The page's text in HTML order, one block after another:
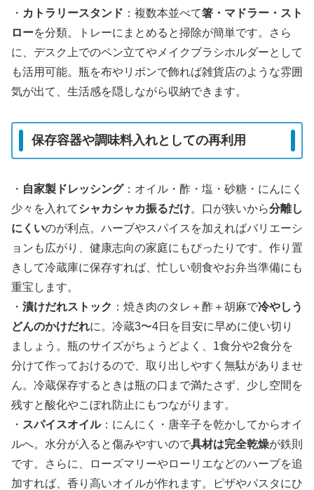
・ カトラリースタンド ：複数本並べて箸・マドラー・スト
ローを分類。トレーにまとめると掃除が簡単です。さら
に、デスク上でのペン立てやメイクブラシホルダーとして
も活用可能。瓶を布やリボンで飾れば雑貨店のような雰囲
気が出て、生活感を隠しながら収納できます。
保存容器や調味料入れとしての再利用
・ 自家製ドレッシング：オイル・酢・塩・砂糖・にんにく
少々を入れてシャカシャカ振るだけ。口が狭いから分離し
にくいのが利点。ハーブやスパイスを加えればバリエーシ
ョンも広がり、健康志向の家庭にもぴったりです。作り置
きして冷蔵庫に保存すれば、忙しい朝食やお弁当準備にも
重宝します。
・ 漬けだれストック ：焼き肉のタレ＋酢＋胡麻で冷やしう
どんのかけだれに。冷蔵3〜4日を目安に早めに使い切り
ましょう。瓶のサイズがちょうどよく、1食分や2食分を
分けて作っておけるので、取り出しやすく無駄がありませ
ん。冷蔵保存するときは瓶の口まで満たさず、少し空間を
残すと酸化やこぼれ防止にもつながります。
・ スパイスオイル：にんにく・唐辛子を乾かしてからオイ
ルへ。水分が入ると傷みやすいので具材は完全乾燥が鉄則
です。さらに、ローズマリーやローリエなどのハーブを追
加すれば、香り高いオイルが作れます。ピザやパスタにひ